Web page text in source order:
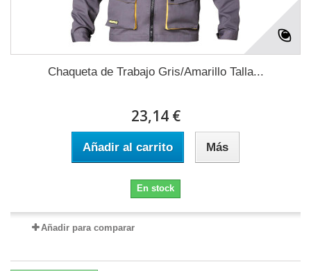
Chaqueta de Trabajo Gris/Amarillo Talla...
23,14 €
Añadir al carrito Más
En stock
Añadir para comparar